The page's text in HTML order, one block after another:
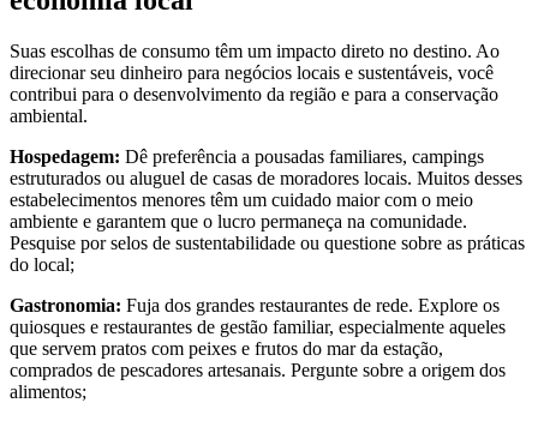
Suas escolhas de consumo têm um impacto direto no destino. Ao
direcionar seu dinheiro para negócios locais e sustentáveis, você
contribui para o desenvolvimento da região e para a conservação
ambiental.
Hospedagem: Dê preferência a pousadas familiares, campings
estruturados ou aluguel de casas de moradores locais. Muitos desses
estabelecimentos menores têm um cuidado maior com o meio
ambiente e garantem que o lucro permaneça na comunidade.
Pesquise por selos de sustentabilidade ou questione sobre as práticas
do local;
Gastronomia: Fuja dos grandes restaurantes de rede. Explore os
quiosques e restaurantes de gestão familiar, especialmente aqueles
que servem pratos com peixes e frutos do mar da estação,
comprados de pescadores artesanais. Pergunte sobre a origem dos
alimentos;